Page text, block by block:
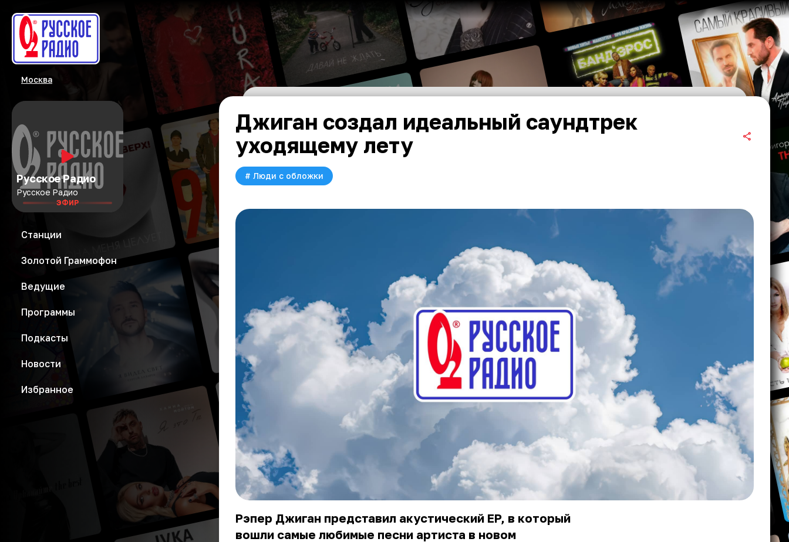
Москва
Русское Радио
Русское Радио
ЭФИР
Станции
Золотой Граммофон
Ведущие
Программы
Подкасты
Новости
Избранное
Джиган создал идеальный саундтрек
уходящему лету
# Люди с обложки
Рэпер Джиган представил акустический EP, в который
вошли самые любимые песни артиста в новом